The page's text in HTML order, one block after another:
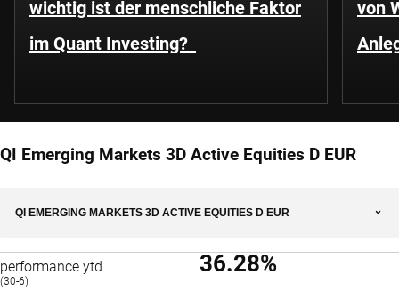
wichtig ist der menschliche Faktor
im Quant Investing?
von
QI Emerging Markets 3D Active Equities D EUR
QI EMERGING MARKETS 3D ACTIVE EQUITIES D EUR
performance ytd
(30-6)
36.28%